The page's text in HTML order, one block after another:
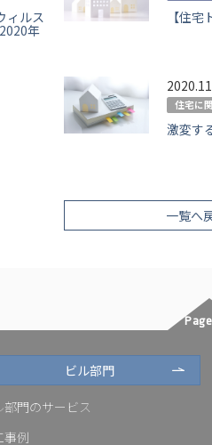
ィルス
年
【住
住宅に
激変す
一覧へ
ビル部門
部門のサービス
事例